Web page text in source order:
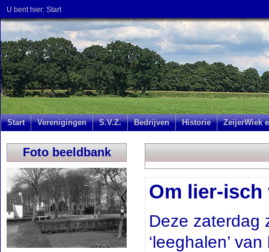
U bent hier: Start
Start Verenigingen S.V.Z. Bedrijven Historie ZeijerWiek
Foto beeldbank
Om lier-isch
Deze zaterdag
‘leeghalen’